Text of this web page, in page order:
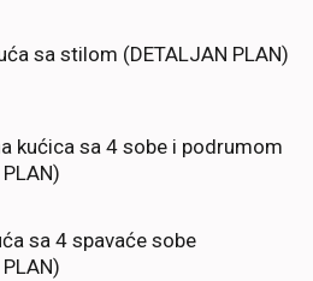
sa stilom (DETALJAN PLAN)
kućica sa 4 sobe i podrumom
sa 4 spavaće sobe